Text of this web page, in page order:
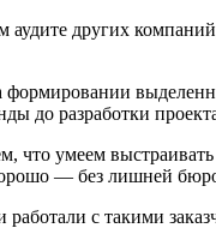
других
до разработки
умеем
— без лишней
с такими